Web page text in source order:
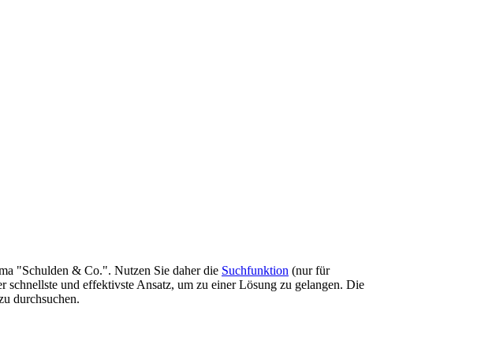
"Schulden & Co.". Nutzen Sie daher die Suchfunktion (nur für
und effektivste Ansatz, um zu einer Lösung zu gelangen. Die
durchsuchen.